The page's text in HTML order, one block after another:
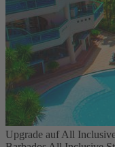
Upgrade auf All